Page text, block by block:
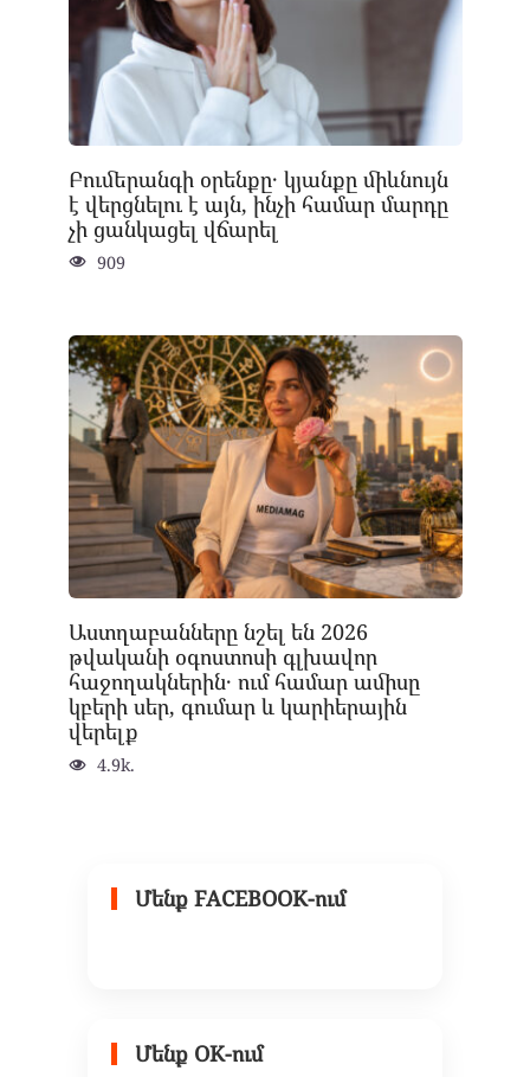
Բումերանգի օրենքը․ կյանքը միևնույն
է վերցնելու է այն, ինչի համար մարդը
չի ցանկացել վճարել
909
Աստղաբանները նշել են 2026
թվականի օգոստոսի գլխավոր
հաջողակներին․ ում համար ամիսը
կբերի սեր, գումար և կարիերային
վերելք
4.9k.
Մենք FACEBOOK-ում
Մենք OK-ում